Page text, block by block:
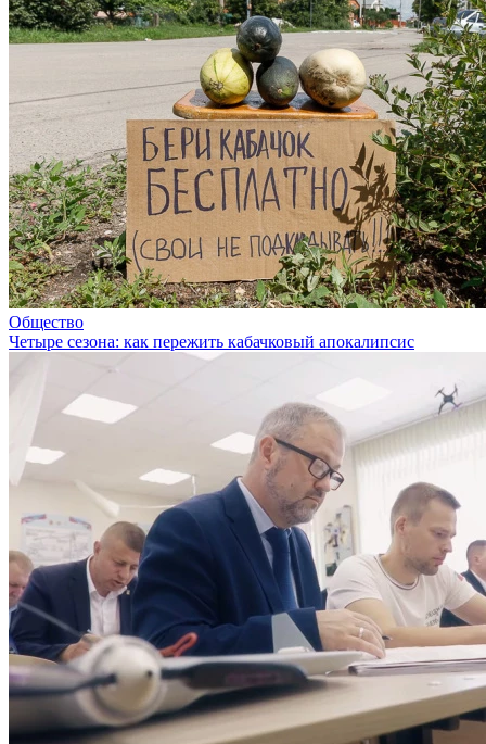
Общество
Четыре сезона: как пережить кабачковый апокалипсис